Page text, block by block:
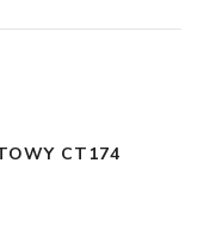
CT174